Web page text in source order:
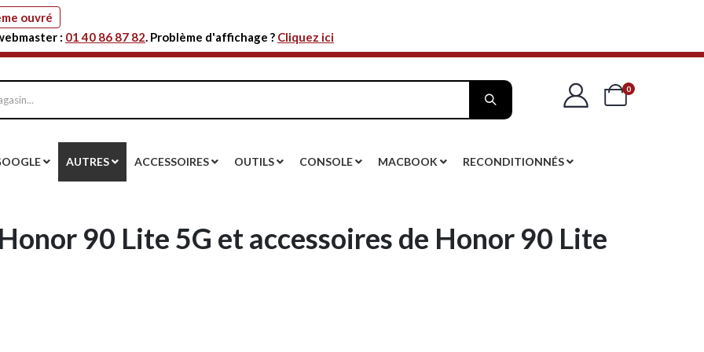
ouvré
: 01 40 86 87 82. Problème d'affichage ? Cliquez ici
Cart
0articles
AUTRES ACCESSOIRES OUTILS CONSOLE MACBOOK RECONDITIONNÉS
90 Lite 5G et accessoires de Honor 90 Lite